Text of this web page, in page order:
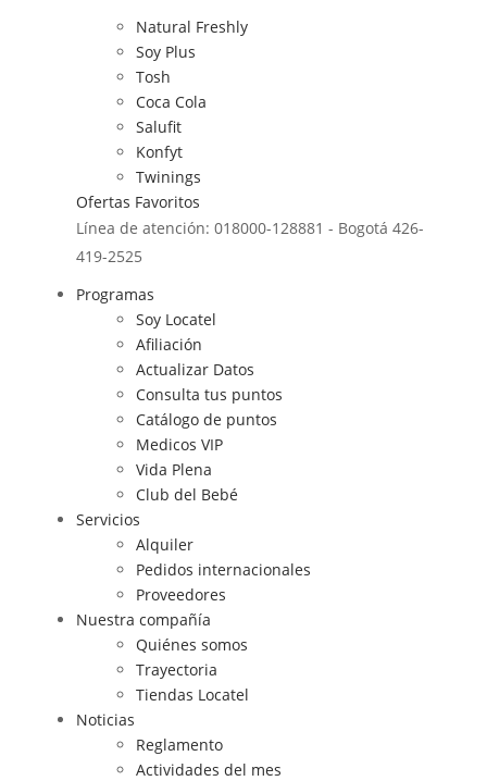
Natural Freshly
Soy Plus
Tosh
Coca Cola
Salufit
Konfyt
Twinings
Ofertas Favoritos
Línea de atención: 018000-128881 - Bogotá 426-
419-2525
Programas
Soy Locatel
Afiliación
Actualizar Datos
Consulta tus puntos
Catálogo de puntos
Medicos VIP
Vida Plena
Club del Bebé
Servicios
Alquiler
Pedidos internacionales
Proveedores
Nuestra compañía
Quiénes somos
Trayectoria
Tiendas Locatel
Noticias
Reglamento
Actividades del mes